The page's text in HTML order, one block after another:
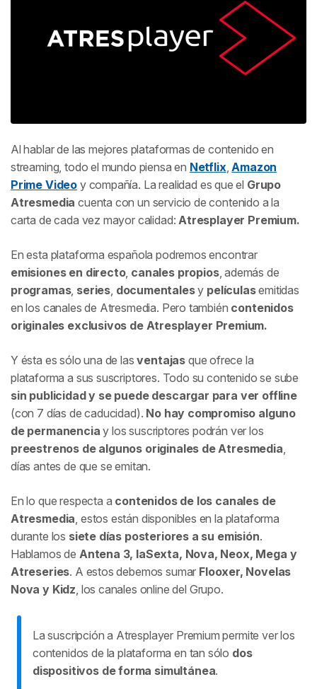
¿Puedo tener Atresplayer Premium gratis?
Dispositivos donde ver Atresplayer Premium
Al hablar de las mejores plataformas de contenido en
streaming, todo el mundo piensa en Netflix Amazon
Prime Video y compañía. La realidad es que el Grupo
Atresmedia cuenta con un servicio de contenido a la
carta de cada vez mayor calidad: Atresplayer Premium.
En esta plataforma española podremos encontrar
emisiones en directo, canales propios, además de
programas, series documentalesy películasemitidas
en los canales de Atresmedia. Pero también contenidos
originales exclusivos de Atresplayer Premium.
Y ésta es sólo una de lasventajas que ofrece la
plataforma a sus suscriptores. Todo su contenido se sube
sin publicidad y se puede descargar para ver offline
(con 7 días de caducidad). No hay compromiso alguno
de permanencia y los suscriptores podrán ver los
preestrenos de algunos originales de Atresmedia
días antes de que se emitan.
En lo que respecta a contenidos de los canales de
Atresmedia , estos están disponibles en la plataforma
durante los siete días posteriores a su emisión.
Hablamos de Antena 3, laSexta, Nova, Neox, Mega y
Atreseries. A estos debemos sumar Flooxer, Novelas
Nova y Kidz , los canales online del Grupo.
La suscripción a Atresplayer Premium permite ver los
contenidos de la plataforma en tan sólo dos
dispositivos de forma simultánea.